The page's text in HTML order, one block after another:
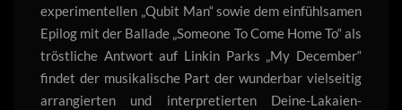
experimentellen „Qubit Man“ sowie dem einfühlsamen
Epilog mit der Ballade „Someone To Come Home To“ als
tröstliche Antwort auf Linkin Parks „My December“
findet der musikalische Part der wunderbar vielseitig
arrangierten und interpretierten Deine-Lakaien-